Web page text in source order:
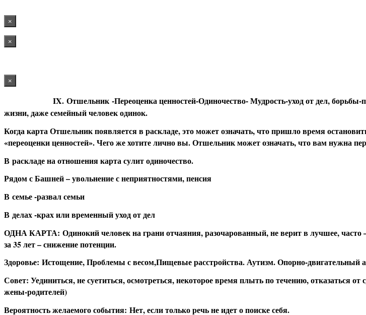
×
×
×
IX. Отшельник-Переоценка ценностей-Одиночество- Мудрость-уход от дел, борьбы-
жизни, даже семейный человек одинок.
Когда карта Отшельник появляется в раскладе, это может означать, что пришло время
«переоценки ценностей». Чего же хотите лично вы. Отшельник может означать, что вам нужна
В раскладе на отношения карта сулит одиночество.
Рядом с Башней – увольнение с неприятностями, пенсия
В семье -развал семьи
В делах -крах или временный уход от дел
ОДНА КАРТА: Одинокий человек на грани отчаяния, разочарованный, не верит в лучшее,
за 35 лет – снижение потенции.
Здоровье: Истощение, Проблемы с весом,Пищевые расстройства. Аутизм. Опорно-двигательный
Совет: Уединиться, не суетиться, осмотреться, некоторое время плыть по течению, отказаться
жены-родителей)
Вероятность желаемого события: Нет, если только речь не идет о поиске себя.